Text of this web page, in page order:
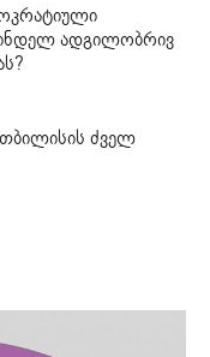
ადგილობრივ
თბილისის ძველ